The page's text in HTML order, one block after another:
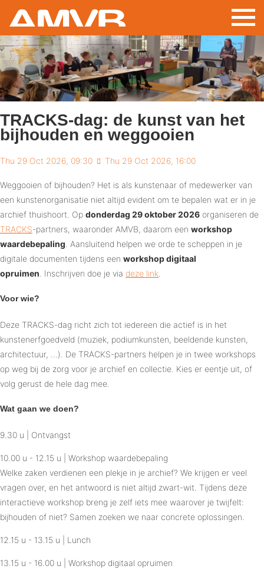
main
content
TRACKS-dag: de kunst van het
bijhouden en weggooien
Thu 29 Oct 2026, 09:30 Thu 29 Oct 2026, 16:00
Weggooien of bijhouden? Het is als kunstenaar of medewerker van
een kunstenorganisatie niet altijd evident om te bepalen wat er in je
archief thuishoort. Op donderdag 29 oktober 2026 organiseren de
TRACKS-partners, waaronder AMVB, daarom een workshop
waardebepaling . Aansluitend helpen we orde te scheppen in je
digitale documenten tijdens een workshop digitaal
opruimen . Inschrijven doe je via deze link
Voor wie?
Deze TRACKS-dag richt zich tot iedereen die actief is in het
kunstenerfgoedveld (muziek, podiumkunsten, beeldende kunsten,
architectuur, ...). De TRACKS-partners helpen je in twee workshops
op weg bij de zorg voor je archief en collectie. Kies er eentje uit, of
volg gerust de hele dag mee.
Wat gaan we doen?
9.30 u | Ontvangst
10.00 u - 12.15 u | Workshop waardebepaling
Welke zaken verdienen een plekje in je archief? We krijgen er veel
vragen over, en het antwoord is niet altijd zwart-wit. Tijdens deze
interactieve workshop breng je zelf iets mee waarover je twijfelt:
bijhouden of niet? Samen zoeken we naar concrete oplossingen.
12.15 u - 13.15 u | Lunch
13.15 u - 16.00 u | Workshop digitaal opruimen